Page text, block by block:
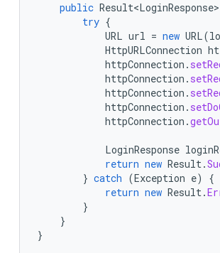
public Result<LoginResponse>
try {
URL url = new URL(
HttpURLConnection
httpConnection .
httpConnection .
httpConnection .
httpConnection .
httpConnection .
LoginResponse
return new Result.
} catch (Exception e)
{
return new Result.
}
}
}